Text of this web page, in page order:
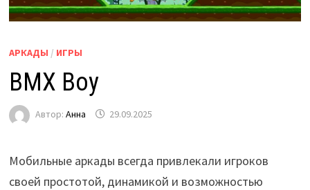
АРКАДЫ / ИГРЫ
BMX Boy
Автор: Анна 29.09.2025
Мобильные аркады всегда привлекали игроков
своей простотой, динамикой и возможностью